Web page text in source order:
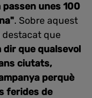
passen unes 100
. Sobre aquest
destacat que
dir que qualsevol
ciutats,
perquè
ferides de